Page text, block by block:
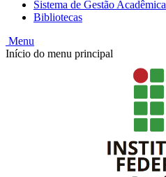
Sistema de Gestão Acadêmica
Bibliotecas
Menu
Início do menu principal